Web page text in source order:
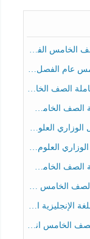
الثالث 2025-2026
عام الفصل الثالث
الفصل الثالث
الفصل الثالث
الفصل الثالث
الفصل الثالث